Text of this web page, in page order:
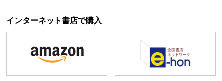
インターネット書店で購入